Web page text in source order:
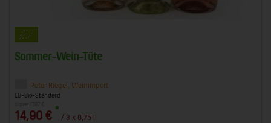
Sommer-Wein-Tüte
Peter Riegel, Weinimport
EU-Bio-Standard
14,90 € * / 3 x 0,75 l